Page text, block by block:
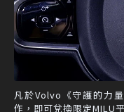
凡於Volvo《守護的力
作，即可兌換限定MILU